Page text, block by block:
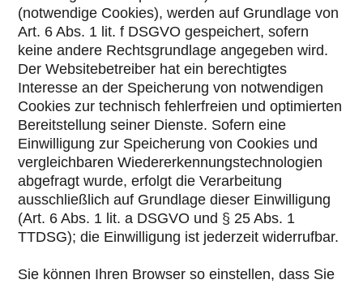
(notwendige Cookies), werden auf Grundlage von
Art. 6 Abs. 1 lit. f DSGVO gespeichert, sofern
keine andere Rechtsgrundlage angegeben wird.
Der Websitebetreiber hat ein berechtigtes
Interesse an der Speicherung von notwendigen
Cookies zur technisch fehlerfreien und optimierten
Bereitstellung seiner Dienste. Sofern eine
Einwilligung zur Speicherung von Cookies und
vergleichbaren Wiedererkennungstechnologien
abgefragt wurde, erfolgt die Verarbeitung
ausschließlich auf Grundlage dieser Einwilligung
(Art. 6 Abs. 1 lit. a DSGVO und § 25 Abs. 1
TTDSG); die Einwilligung ist jederzeit widerrufbar.
Sie können Ihren Browser so einstellen, dass Sie